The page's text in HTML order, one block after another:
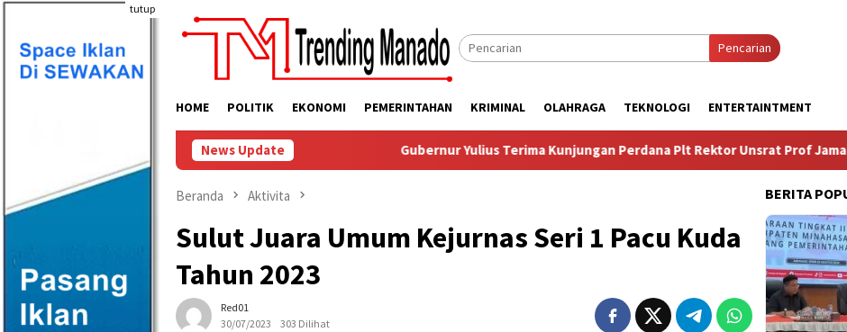
Loncat
konten
tutup
Pencarian
HOME POLITIK EKONOMI PEMERINTAHAN KRIMINAL OLAHRAGA TEKNOLOGI ENTERTAINTMENT
News Update Gubernur Yulius Terima Kunjungan Perdana Plt Rektor Unsrat Prof Jamaluddin Jompa
Beranda Aktivita
Sulut Juara Umum Kejurnas Seri 1 Pacu Kuda
Tahun 2023
Red01
30/07/2023
303 Dilihat
BERITA